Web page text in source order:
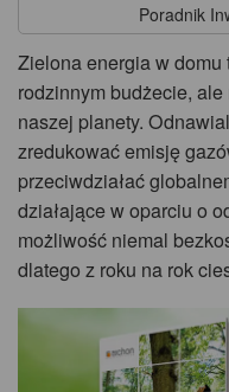
Poradnik
Zielona energia w domu
rodzinnym budżecie,
naszej planety.
zredukować emisję
przeciwdziałać
działające w oparciu o
możliwość niemal
dlatego z roku na rok